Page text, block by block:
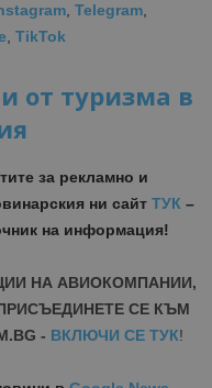
, Telegram,
, TikTok
от туризма в
за рекламно и
ни сайт ТУК–
на информация!
НА АВИОКОМПАНИИ,
СЕ КЪМ
- ВКЛЮЧИ СЕ ТУК!